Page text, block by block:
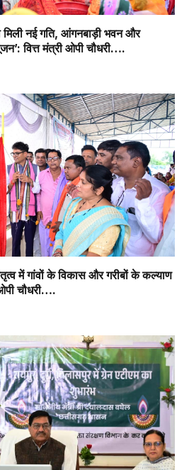
मिली नई गति, आंगनबाड़ी भवन और
वित्त मंत्री ओपी चौधरी….
में गांवों के विकास और गरीबों के कल्याण
चौधरी….